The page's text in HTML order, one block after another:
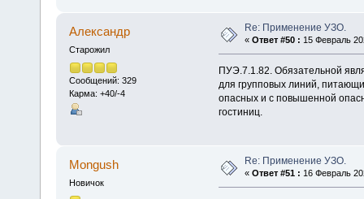
Алексaндр
Старожил
Сообщений: 329
Карма: +40/-4
Re: Применение УЗО.
« Ответ #50 : 15 Февраль
ПУЭ.7.1.82. Обязательной
для групповых линий,
опасных и с повышенной
гостиниц.
Mongush
Новичок
Re: Применение УЗО.
« Ответ #51 : 16 Февраль